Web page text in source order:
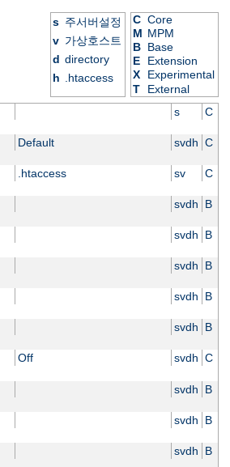
s 주서버설정
v 가상호스트
d directory
h .htaccess
C Core
M MPM
B Base
E
Extension
X
Experimental
T
External
s C
Default svdh C
.htaccess sv C
svdh B
svdh B
svdh B
svdh B
svdh B
Off svdh C
svdh B
svdh B
svdh B